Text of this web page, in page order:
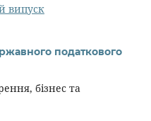
випуск
податкового
бізнес та